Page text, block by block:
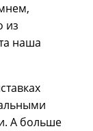
из
наша
А больше